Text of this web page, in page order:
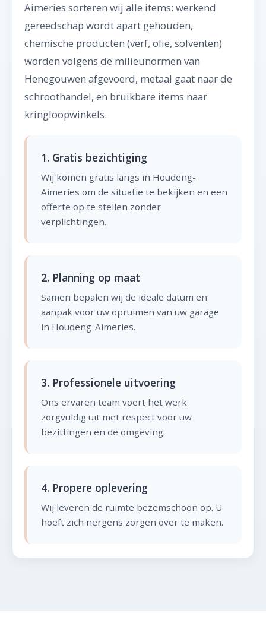
Aimeries sorteren wij alle items: werkend
gereedschap wordt apart gehouden,
chemische producten (verf, olie, solventen)
worden volgens de milieunormen van
Henegouwen afgevoerd, metaal gaat naar de
schroothandel, en bruikbare items naar
kringloopwinkels.
1. Gratis bezichtiging
Wij komen gratis langs in Houdeng-
Aimeries om de situatie te bekijken en een
offerte op te stellen zonder
verplichtingen.
2. Planning op maat
Samen bepalen wij de ideale datum en
aanpak voor uw opruimen van uw garage
in Houdeng-Aimeries.
3. Professionele uitvoering
Ons ervaren team voert het werk
zorgvuldig uit met respect voor uw
bezittingen en de omgeving.
4. Propere oplevering
Wij leveren de ruimte bezemschoon op. U
hoeft zich nergens zorgen over te maken.